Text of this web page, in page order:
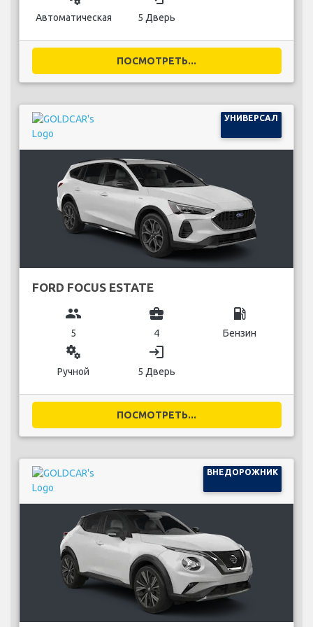
Автоматическая 5 Дверь
ПОСМОТРЕТЬ...
УНИВЕРСАЛ
FORD FOCUS ESTATE
group
5
business_center
4
local_gas_station
Бензин
miscellaneous_services
Ручной
login
5 Дверь
ПОСМОТРЕТЬ...
ВНЕДОРОЖНИК